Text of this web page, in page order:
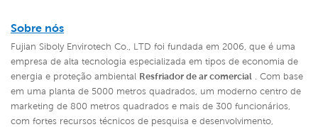
Sobre nós
Fujian Siboly Envirotech Co., LTD foi fundada em 2006, que é uma
empresa de alta tecnologia especializada em tipos de economia de
energia e proteção ambiental Resfriador de ar comercial . Com base
em uma planta de 5000 metros quadrados, um moderno centro de
marketing de 800 metros quadrados e mais de 300 funcionários,
com fortes recursos técnicos de pesquisa e desenvolvimento,